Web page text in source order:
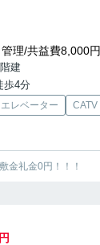
管理/共益費8,000円
建
歩4分
エレベーター CATV
礼金0円！！！